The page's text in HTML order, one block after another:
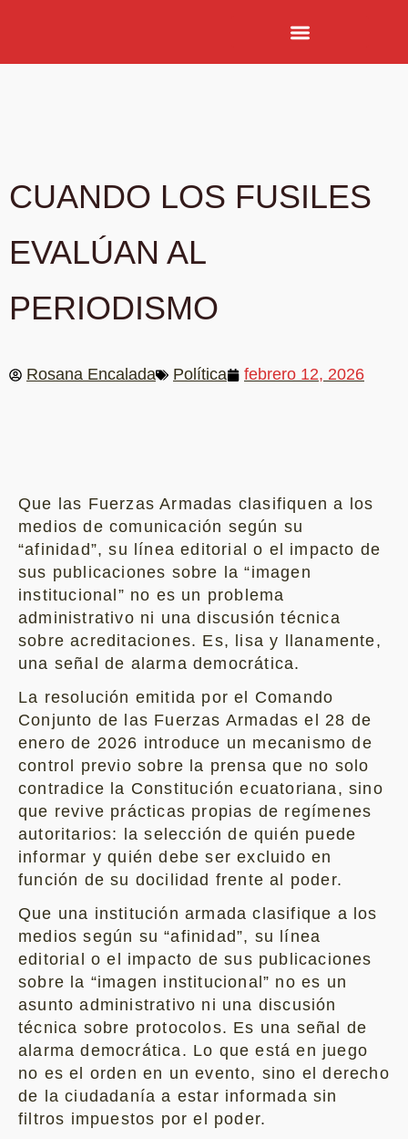
CUANDO LOS FUSILES
EVALÚAN AL
PERIODISMO
Rosana Encalada Política febrero 12, 2026
Que las Fuerzas Armadas clasifiquen a los
medios de comunicación según su
“afinidad”, su línea editorial o el impacto de
sus publicaciones sobre la “imagen
institucional” no es un problema
administrativo ni una discusión técnica
sobre acreditaciones. Es, lisa y llanamente,
una señal de alarma democrática.
La resolución emitida por el Comando
Conjunto de las Fuerzas Armadas el 28 de
enero de 2026 introduce un mecanismo de
control previo sobre la prensa que no solo
contradice la Constitución ecuatoriana, sino
que revive prácticas propias de regímenes
autoritarios: la selección de quién puede
informar y quién debe ser excluido en
función de su docilidad frente al poder.
Que una institución armada clasifique a los
medios según su “afinidad”, su línea
editorial o el impacto de sus publicaciones
sobre la “imagen institucional” no es un
asunto administrativo ni una discusión
técnica sobre protocolos. Es una señal de
alarma democrática. Lo que está en juego
no es el orden en un evento, sino el derecho
de la ciudadanía a estar informada sin
filtros impuestos por el poder.